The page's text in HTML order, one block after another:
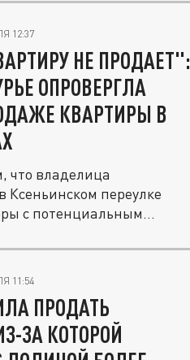
12:37
НЕ ПРОДАЕТ":
ОПРОВЕРГЛА
КВАРТИРЫ В
что владелица
Ксеньинском переулке
с потенциальным
11:54
ПРОДАТЬ
ЗА КОТОРОЙ